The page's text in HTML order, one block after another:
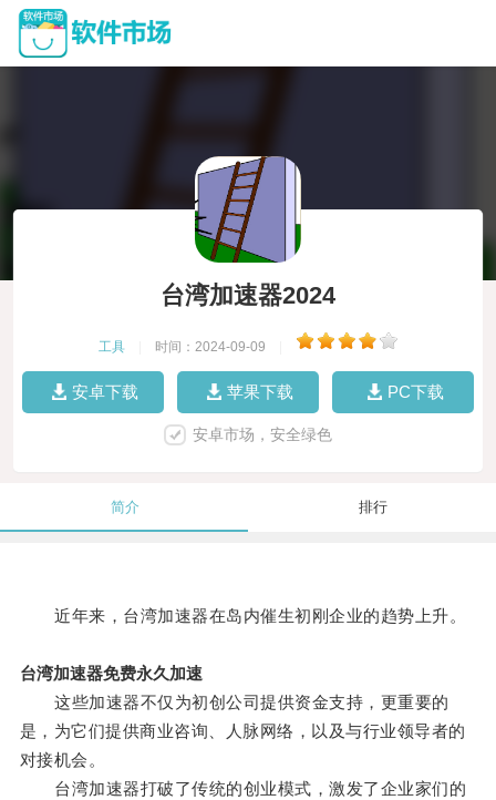
台湾加速器2024
工具 时间：2024-09-09
安卓下载 苹果下载 PC下载
安卓市场，安全绿色
简介 排行
近年来，台湾加速器在岛内催生初刚企业的趋势上升。
台湾加速器免费永久加速
这些加速器不仅为初创公司提供资金支持，更重要的
是，为它们提供商业咨询、人脉网络，以及与行业领导者的
对接机会。
台湾加速器打破了传统的创业模式，激发了企业家们的